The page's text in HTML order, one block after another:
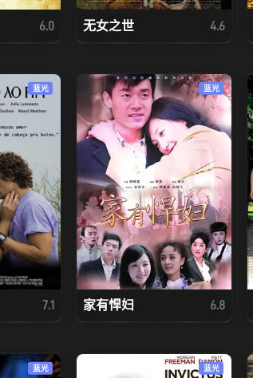
6.0 无女之世 4.6
蓝光
7.1
蓝光
家有悍妇 6.8
蓝光 蓝光